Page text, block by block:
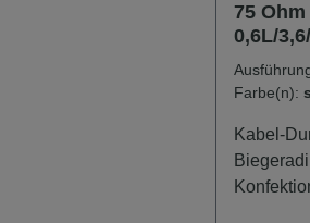
75
0,6L/
Farbe(n):
Kabel-